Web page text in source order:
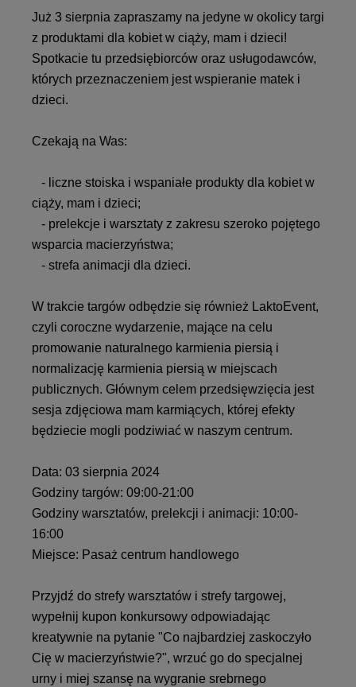
Już 3 sierpnia zapraszamy na jedyne w okolicy targi
z produktami dla kobiet w ciąży, mam i dzieci!
Spotkacie tu przedsiębiorców oraz usługodawców,
których przeznaczeniem jest wspieranie matek i
dzieci.
Czekają na Was:
- liczne stoiska i wspaniałe produkty dla kobiet w
ciąży, mam i dzieci;
- prelekcje i warsztaty z zakresu szeroko pojętego
wsparcia macierzyństwa;
- strefa animacji dla dzieci.
W trakcie targów odbędzie się również LaktoEvent,
czyli coroczne wydarzenie, mające na celu
promowanie naturalnego karmienia piersią i
normalizację karmienia piersią w miejscach
publicznych. Głównym celem przedsięwzięcia jest
sesja zdjęciowa mam karmiących, której efekty
będziecie mogli podziwiać w naszym centrum.
Data: 03 sierpnia 2024
Godziny targów: 09:00-21:00
Godziny warsztatów, prelekcji i animacji: 10:00-
16:00
Miejsce: Pasaż centrum handlowego
Przyjdź do strefy warsztatów i strefy targowej,
wypełnij kupon konkursowy odpowiadając
kreatywnie na pytanie "Co najbardziej zaskoczyło
Cię w macierzyństwie?", wrzuć go do specjalnej
urny i miej szansę na wygranie srebrnego